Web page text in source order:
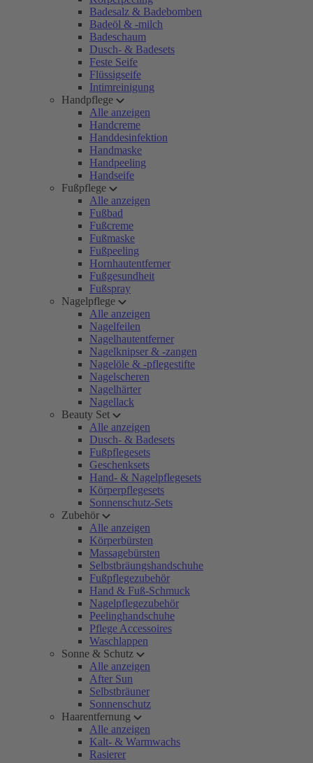
Badesalz & Badebomben
Badeöl & -milch
Badeschaum
Dusch- & Badesets
Feste Seife
Flüssigseife
Intimreinigung
Handpflege
Alle anzeigen
Handcreme
Handdesinfektion
Handmaske
Handpeeling
Handseife
Fußpflege
Alle anzeigen
Fußbad
Fußcreme
Fußmaske
Fußpeeling
Hornhautentferner
Fußgesundheit
Fußspray
Nagelpflege
Alle anzeigen
Nagelfeilen
Nagelhautentferner
Nagelknipser & -zangen
Nagelöle & -pflegestifte
Nagelscheren
Nagelhärter
Nagellack
Beauty Set
Alle anzeigen
Dusch- & Badesets
Fußpflegesets
Geschenksets
Hand- & Nagelpflegesets
Körperpflegesets
Sonnenschutz-Sets
Zubehör
Alle anzeigen
Körperbürsten
Massagebürsten
Selbstbräungshandschuhe
Fußpflegezubehör
Hand & Fuß-Schmuck
Nagelpflegezubehör
Peelinghandschuhe
Pflege Accessoires
Waschlappen
Sonne & Schutz
Alle anzeigen
After Sun
Selbstbräuner
Sonnenschutz
Haarentfernung
Alle anzeigen
Kalt- & Warmwachs
Rasierer